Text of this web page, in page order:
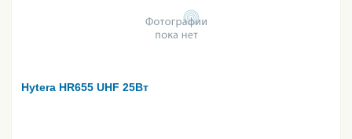
Hytera HR655 UHF 25Вт